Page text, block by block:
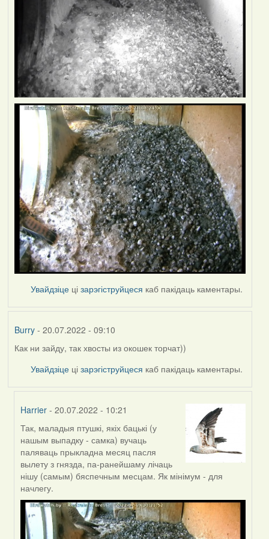
Увайдзіце цізарэгіструйцеся каб пакідаць каментары.
Burry- 20.07.2022 - 09:10
Как ни зайду, так хвосты из окошек торчат))
Увайдзіце цізарэгіструйцеся каб пакідаць каментары.
Harrier - 20.07.2022 - 10:21
In
reply
to
by
Burry
Так, маладыя птушкі, якіх бацькі (у
нашым выпадку - самка) вучаць
паляваць прыкладна месяц пасля
вылету з гнязда, па-ранейшаму лічаць
нішу (самым) бяспечным месцам. Як мінімум - для
начлегу.